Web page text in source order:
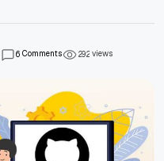
6Comments 292views